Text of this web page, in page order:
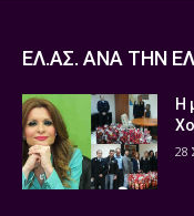
ΕΛ.ΑΣ. ΑΝΑ ΤΗΝ
Η
28